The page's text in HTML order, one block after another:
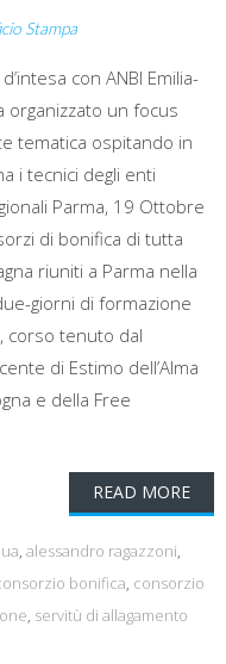
Stampa
con ANBI Emilia-
organizzato un focus
tematica ospitando in
i tecnici degli enti
Parma, 19 Ottobre
di bonifica di tutta
riuniti a Parma nella
giorni di formazione
corso tenuto dal
di Estimo dell’Alma
e della Free
READ MORE
, alessandro ragazzoni,
bonifica, consorzio
, servitù di allagamento